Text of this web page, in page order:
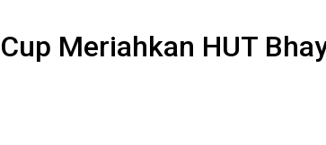
Meriahkan HUT